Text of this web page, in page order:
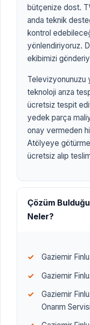
bütçenize dost.
anda teknik
kontrol
yönlendiriyoruz.
ekibimizi
Televizyonunuzu
teknoloji arıza
ücretsiz tespit
yedek parça
onay vermeden
Atölyeye
ücretsiz alıp
Çözüm
Neler?
Gaziemir
Gaziemir
Gaziemir
Onarım Servisi